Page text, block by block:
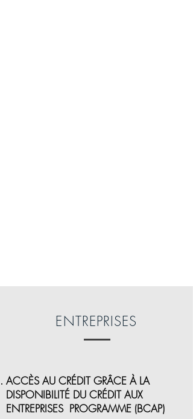
ENTREPRISES
ACCÈS AU CRÉDIT GRÂCE À LA
DISPONIBILITÉ DU CRÉDIT AUX
ENTREPRISES PROGRAMME (BCAP)